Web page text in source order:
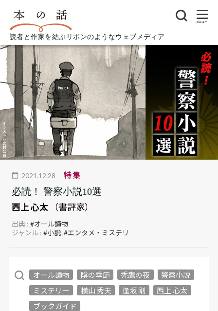
読者と作家を結ぶリボンのようなウェブメディア
メニュー
2021.12.28 特集
必読！ 警察小説10選
西上 心太
（書評家）
出典 :#オール讀物
ジャンル :#小説,#エンタメ・ミステリ
オール讀物 陰の季節 禿鷹の夜
警察小説
ミステリー
横山 秀夫 逢坂 剛
西上 心太
ブックガイド